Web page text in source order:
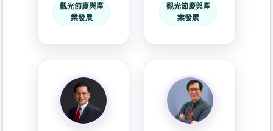
觀光節慶與產
業發展
觀光節慶與產
業發展